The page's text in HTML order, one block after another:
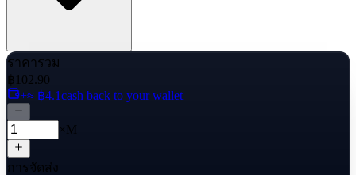
ราคารวม
฿102.90
+≈ ฿4.1cash back to your wallet
×M
การจัดส่ง